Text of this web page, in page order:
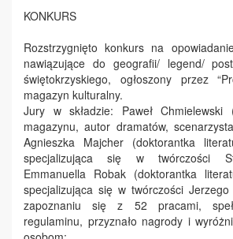
KONKURS
Rozstrzygnięto konkurs na
nawiązujące do geografii/ legend/
świętokrzyskiego, ogłoszony przez
magazyn kulturalny.
Jury w składzie: Paweł Chmielewski
magazynu, autor dramatów,
Agnieszka Majcher (doktorantka
specjalizująca się w twórczości
Emmanuella Robak (doktorantka
specjalizująca się w twórczości
zapoznaniu się z 52 pracami,
regulaminu, przyznało nagrody i